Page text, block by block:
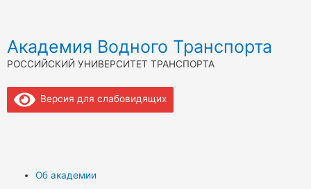
Академия Водного Транспорта
РОССИЙСКИЙ УНИВЕРСИТЕТ ТРАНСПОРТА
Версия для слабовидящих
Об академии